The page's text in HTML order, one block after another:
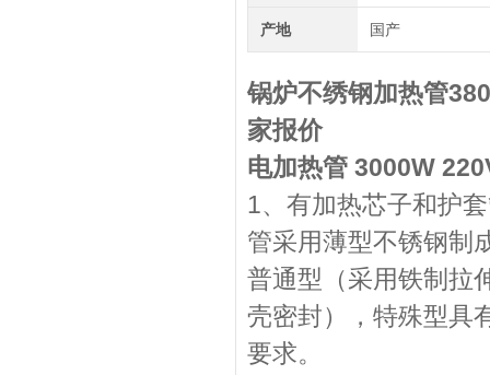
产地 国产
锅炉不绣钢加热管
家报价
电加热管 3000W
1、有加热芯子和护
管采用薄型不锈钢制
普通型（采用铁制拉
壳密封），特殊型具
要求。